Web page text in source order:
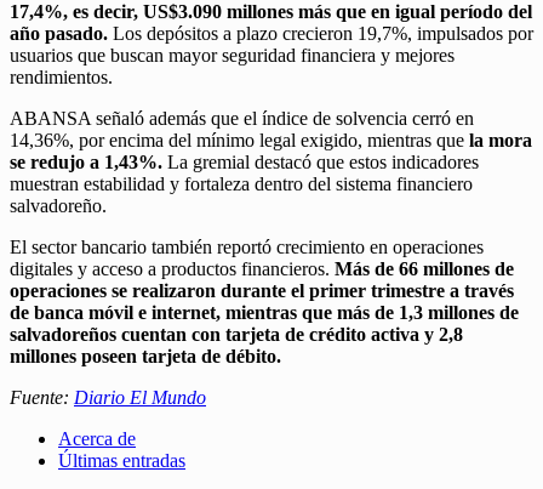
17,4%, es decir, US$3.090 millones más que en igual período del
año pasado. Los depósitos a plazo crecieron 19,7%, impulsados por
usuarios que buscan mayor seguridad financiera y mejores
rendimientos.
ABANSA señaló además que el índice de solvencia cerró en
14,36%, por encima del mínimo legal exigido, mientras que la mora
se redujo a 1,43%. La gremial destacó que estos indicadores
muestran estabilidad y fortaleza dentro del sistema financiero
salvadoreño.
El sector bancario también reportó crecimiento en operaciones
digitales y acceso a productos financieros. Más de 66 millones de
operaciones se realizaron durante el primer trimestre a través
de banca móvil e internet, mientras que más de 1,3 millones de
salvadoreños cuentan con tarjeta de crédito activa y 2,8
millones poseen tarjeta de débito.
Fuente: Diario El Mundo
Acerca de
Últimas entradas